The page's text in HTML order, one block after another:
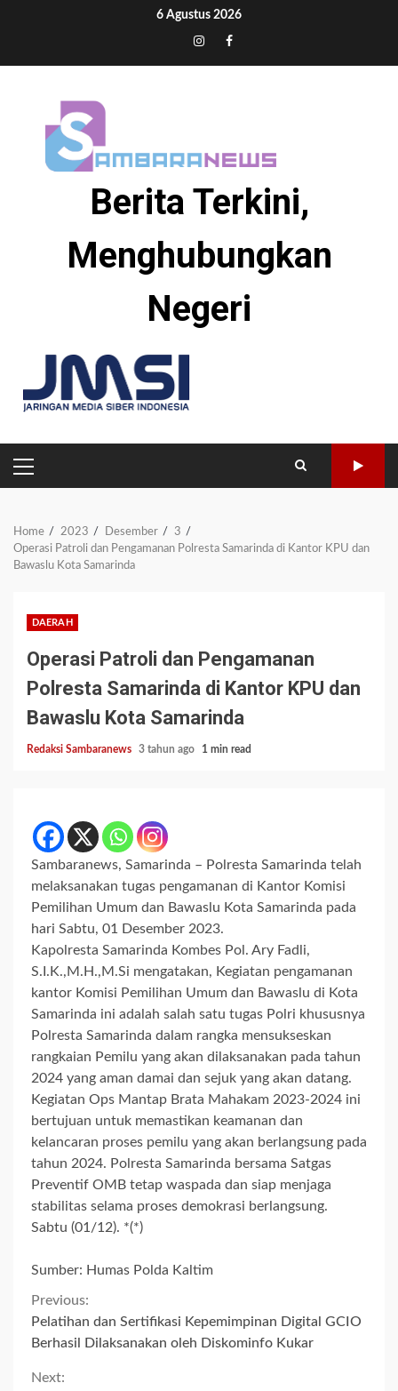
6 Agustus 2026
Tiktok
InstagramFacebook
Berita Terkini,
Menghubungkan
Negeri
PRIMARY
MENU
Home 2023 Desember
3
Operasi Patroli dan Pengamanan Polresta Samarinda di Kantor KPU dan
Bawaslu Kota Samarinda
DAERAH
Operasi Patroli dan Pengamanan
Polresta Samarinda di Kantor KPU dan
Bawaslu Kota Samarinda
Redaksi Sambaranews 3 tahun ago 1 min read
Sambaranews, Samarinda – Polresta Samarinda telah
melaksanakan tugas pengamanan di Kantor Komisi
Pemilihan Umum dan Bawaslu Kota Samarinda pada
hari Sabtu, 01 Desember 2023.
Kapolresta Samarinda Kombes Pol. Ary Fadli,
S.I.K.,M.H.,M.Si mengatakan, Kegiatan pengamanan
kantor Komisi Pemilihan Umum dan Bawaslu di Kota
Samarinda ini adalah salah satu tugas Polri khususnya
Polresta Samarinda dalam rangka mensukseskan
rangkaian Pemilu yang akan dilaksanakan pada tahun
2024 yang aman damai dan sejuk yang akan datang.
Kegiatan Ops Mantap Brata Mahakam 2023-2024 ini
bertujuan untuk memastikan keamanan dan
kelancaran proses pemilu yang akan berlangsung pada
tahun 2024. Polresta Samarinda bersama Satgas
Preventif OMB tetap waspada dan siap menjaga
stabilitas selama proses demokrasi berlangsung.
Sabtu (01/12). *(*)
Sumber: Humas Polda Kaltim
Continue
Reading
Previous:
Pelatihan dan Sertifikasi Kepemimpinan Digital GCIO
Berhasil Dilaksanakan oleh Diskominfo Kukar
Next: